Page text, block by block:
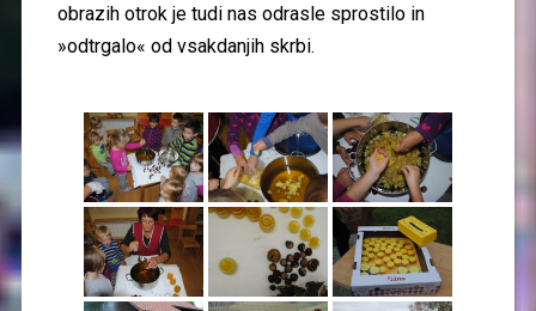
obrazih otrok je tudi nas odrasle sprostilo in
»odtrgalo« od vsakdanjih skrbi.